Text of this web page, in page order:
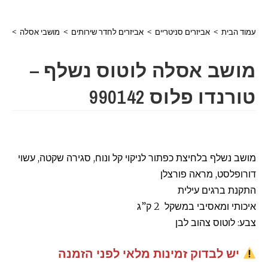
עמוד הבית > אביזרים סניטריים > אביזרים לחדר שירותים > מושבי אסלה >
מושב אסלה לוטוס נשלף –
טורנדו פלוס 990142
מושב נשלף בלחיצת כפתור לניקוי קל ונוח, סגירה שקטה, עשוי
דורופלסט, מראה פורצלן
התקנת ברגים עילית
איכותי ומאסיבי במשקל 2 ק”ג
צבע: לוטוס צהוב לבן
יש לבדוק זמינות מלאי לפני הזמנה